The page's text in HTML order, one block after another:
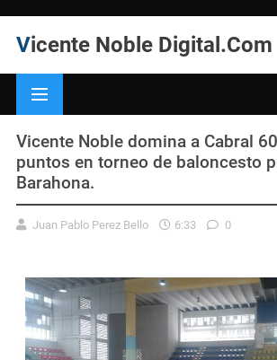
Vicente Noble Digital.Com
Vicente Noble domina a Cabral
puntos en torneo de baloncesto
Barahona.
Juan Pablo Perez Bello 6:33 0